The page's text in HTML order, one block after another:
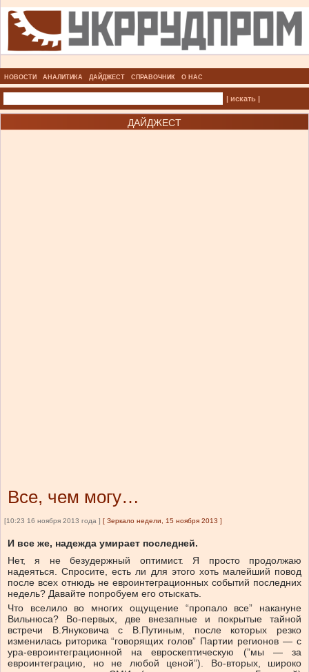
НОВОСТИ АНАЛИТИКА ДАЙДЖЕСТ СПРАВОЧНИК О НАС
| искать |
ДАЙДЖЕСТ
Все, чем могу…
[10:23 16 ноября 2013 года ] [ Зеркало недели, 15 ноября 2013 ]
И все же, надежда умирает последней.
Нет, я не безудержный оптимист. Я просто продолжаю
надеяться. Спросите, есть ли для этого хоть малейший повод
после всех отнюдь не евроинтеграционных событий последних
недель? Давайте попробуем его отыскать.
Что вселило во многих ощущение “пропало все” накануне
Вильнюса? Во-первых, две внезапные и покрытые тайной
встречи В.Януковича с В.Путиным, после которых резко
изменилась риторика “говорящих голов” Партии регионов — с
ура-евроинтеграционной на евроскептическую (”мы — за
евроинтеграцию, но не любой ценой”). Во-вторых, широко